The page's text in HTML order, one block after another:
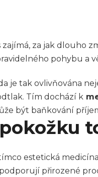
za jak dlouho
pohybu a
je tak ovlivňována
Tím dochází k
být baňkování
estetická
přirozené